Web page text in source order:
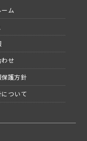
ム
わせ
護方針
ついて